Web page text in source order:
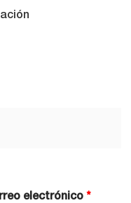
electrónico *